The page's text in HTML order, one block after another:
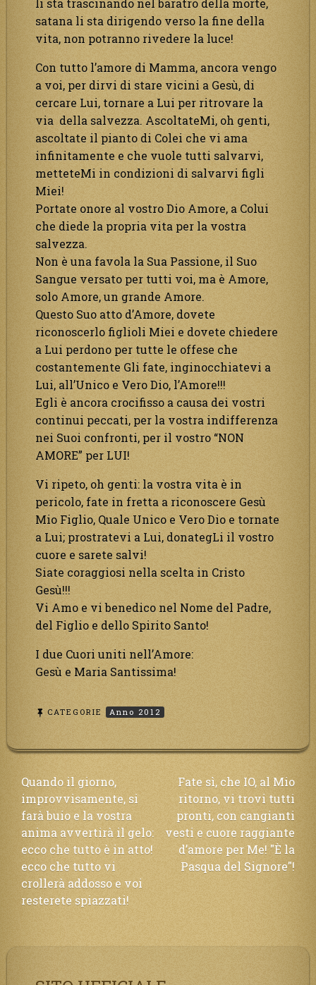
li sta trascinando nel baratro della morte,
satana li sta dirigendo verso la fine della
vita, non potranno rivedere la luce!
Con tutto l’amore di Mamma, ancora vengo
a voi, per dirvi di stare vicini a Gesù, di
cercare Lui, tornare a Lui per ritrovare la
via della salvezza. AscoltateMi, oh genti,
ascoltate il pianto di Colei che vi ama
infinitamente e che vuole tutti salvarvi,
metteteMi in condizioni di salvarvi figli
Miei!
Portate onore al vostro Dio Amore, a Colui
che diede la propria vita per la vostra
salvezza.
Non è una favola la Sua Passione, il Suo
Sangue versato per tutti voi, ma è Amore,
solo Amore, un grande Amore.
Questo Suo atto d’Amore, dovete
riconoscerlo figlioli Miei e dovete chiedere
a Lui perdono per tutte le offese che
costantemente Gli fate, inginocchiatevi a
Lui, all’Unico e Vero Dio, l’Amore!!!
Egli è ancora crocifisso a causa dei vostri
continui peccati, per la vostra indifferenza
nei Suoi confronti, per il vostro “NON
AMORE” per LUI!
Vi ripeto, oh genti: la vostra vita è in
pericolo, fate in fretta a riconoscere Gesù
Mio Figlio, Quale Unico e Vero Dio e tornate
a Lui; prostratevi a Lui, donategLi il vostro
cuore e sarete salvi!
Siate coraggiosi nella scelta in Cristo
Gesù!!!
Vi Amo e vi benedico nel Nome del Padre,
del Figlio e dello Spirito Santo!
I due Cuori uniti nell’Amore:
Gesù e Maria Santissima!
CATEGORIE Anno 2012
Navigazione
articoli
Quando il giorno,
improvvisamente, si
farà buio e la vostra
anima avvertirà il gelo:
ecco che tutto è in atto!
ecco che tutto vi
crollerà addosso e voi
resterete spiazzati!
Fate sì, che IO, al Mio
ritorno, vi trovi tutti
pronti, con cangianti
vesti e cuore raggiante
d’amore per Me! "È la
Pasqua del Signore"!